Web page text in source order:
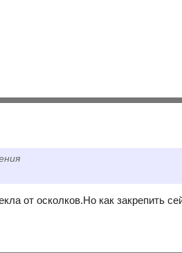
от осколков.Но как закрепить